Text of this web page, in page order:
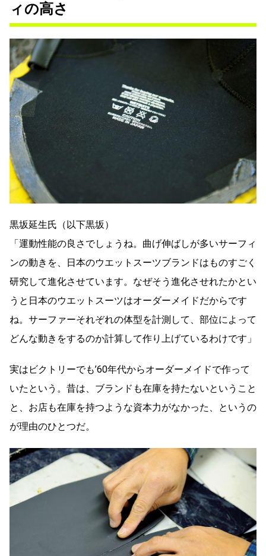
ィの高さ
黒坂延生氏（以下黒坂）
「運動性能の良さでしょうね。曲げ伸ばしが多いサーフィ
ンの動きを、日本のウエットスーツブランドはものすごく
研究して進化させています。なぜそう進化させれたかとい
うと日本のウエットスーツはオーダーメイドだからです
ね。サーファーそれぞれの体型を計測して、部位によって
どんな動きをするのか計算して作り上げているわけです」
実はビクトリーでも’60年代からオーダーメイドで作って
いたという。昔は、ブランドも在庫を持たないということ
と、お店も在庫を持つような資本力がなかった、というの
が理由のひとつだ。